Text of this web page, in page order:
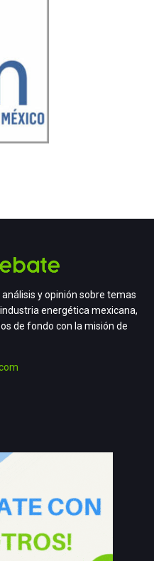
y opinión sobre temas
energética mexicana,
de fondo con la misión de